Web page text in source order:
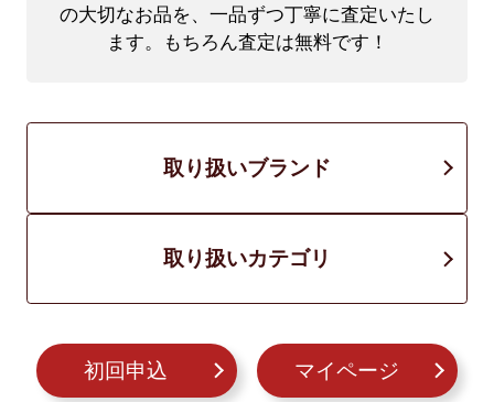
の大切なお品を、一品ずつ丁寧に査定いたし
ます。もちろん査定は無料です！
取り扱いブランド
取り扱いカテゴリ
初回申込 マイページ